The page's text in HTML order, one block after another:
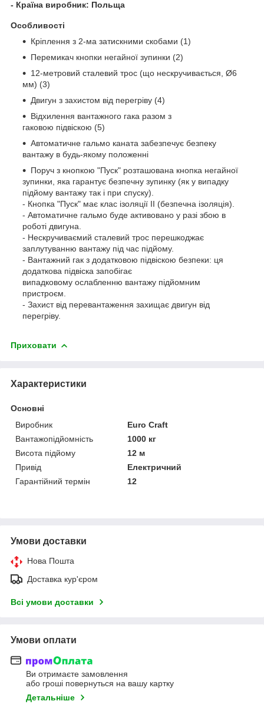
- Країна виробник: Польща
Особливості
Кріплення з 2-ма затискними скобами (1)
Перемикач кнопки негайної зупинки (2)
12-метровий сталевий трос (що нескручивається, Ø6
мм) (3)
Двигун з захистом від перегріву (4)
Відхилення вантажного гака разом з
гаковою підвіскою (5)
Автоматичне гальмо каната забезпечує безпеку
вантажу в будь-якому положенні
Поруч з кнопкою "Пуск" розташована кнопка негайної
зупинки, яка гарантує безпечну зупинку (як у випадку
підйому вантажу так і при спуску).
- Кнопка "Пуск" має клас ізоляції II (безпечна ізоляція).
- Автоматичне гальмо буде активовано у разі збою в
роботі двигуна.
- Нескручиваємий сталевий трос перешкоджає
заплутуванню вантажу під час підйому.
- Вантажний гак з додатковою підвіскою безпеки: ця
додаткова підвіска запобігає
випадковому ослабленню вантажу підйомним
пристроєм.
- Захист від перевантаження захищає двигун від
перегріву.
Приховати
Характеристики
Основні
Виробник
Euro Craft
Вантажопідйомність
1000 кг
Висота підйому
12 м
Привід
Електричний
Гарантійний термін
12
Умови доставки
Нова Пошта
Доставка кур'єром
Всі умови доставки
Умови оплати
Ви отримаєте замовлення
або гроші повернуться на вашу картку
Детальніше